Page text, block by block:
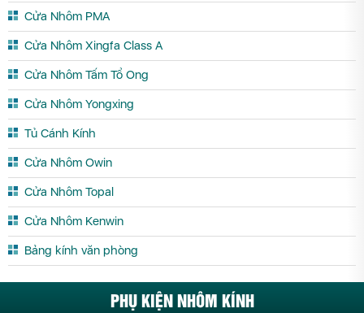
Cửa Trượt Quay Quảng Ninh
Cửa Trượt Quay Sóc Trăng
Cửa Trượt Quay Tây Ninh
Cửa Trượt Quay Thái Nguyên
Cửa Trượt Quay Thừa Thiên Huế
Cửa Trượt Quay Trà Vinh
Cửa Trượt Quay Vĩnh Long Cửa Trượt Quay Vĩnh Phúc
Cửa Trượt Quay Yên Bái
Cửa Nhôm PMA
Cửa Nhôm Xingfa Class A
Cửa Nhôm Tấm Tổ Ong
Cửa Nhôm Yongxing
Tủ Cánh Kính
Cửa Nhôm Owin
Cửa Nhôm Topal
Cửa Nhôm Kenwin
Bảng kính văn phòng
PHỤ KIỆN NHÔM KÍNH